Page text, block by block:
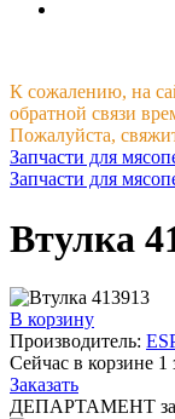
К сожалению, на
обратной связи
Пожалуйста,
Запчасти для
Запчасти для
Втулка
В корзину
Производитель:
Сейчас в корзине 1
Заказать
ДЕПАРТАМЕНТ